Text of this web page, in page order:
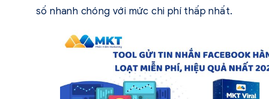
số nhanh chóng với mức chi phí thấp nhất.